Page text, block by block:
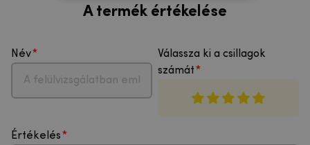
A termék értékelése
Név
Válassza ki a csillagok
számát
Értékelés